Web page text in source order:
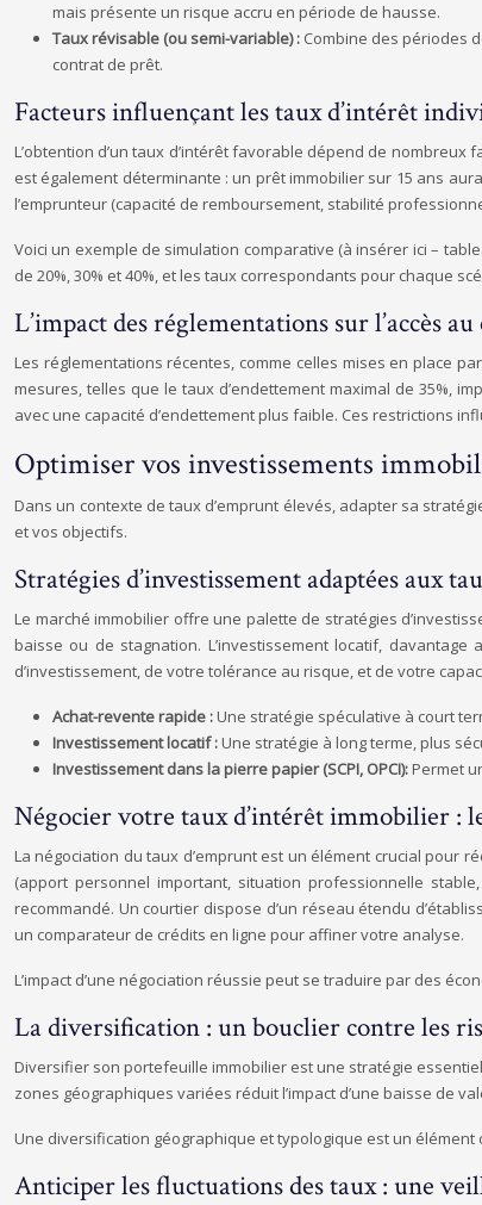
mais présente un risque accru en période de hausse.
Taux révisable (ou semi-variable) : Combine des périodes
contrat de prêt.
Facteurs influençant les taux d’intérêt
L’obtention d’un taux d’intérêt favorable dépend de
est également déterminante : un prêt immobilier sur 15 ans
l’emprunteur (capacité de remboursement, stabilité
Voici un exemple de simulation comparative (à insérer ici –
de 20%, 30% et 40%, et les taux correspondants pour chaque
L’impact des réglementations sur l’accès
Les réglementations récentes, comme celles mises en place
mesures, telles que le taux d’endettement maximal de 35%,
avec une capacité d’endettement plus faible. Ces restrictions
Optimiser vos investissements
Dans un contexte de taux d’emprunt élevés, adapter sa
et vos objectifs.
Stratégies d’investissement adaptées aux
Le marché immobilier offre une palette de stratégies
baisse ou de stagnation. L’investissement locatif,
d’investissement, de votre tolérance au risque, et de votre
Achat-revente rapide :Une stratégie spéculative à court
Investissement locatif :Une stratégie à long terme, plus
Investissement dans la pierre papier (SCPI, OPCI):Permet
Négocier votre taux d’intérêt immobilier :
La négociation du taux d’emprunt est un élément crucial
(apport personnel important, situation professionnelle
recommandé. Un courtier dispose d’un réseau étendu
un comparateur de crédits en ligne pour affiner votre analyse.
L’impact d’une négociation réussie peut se traduire par des
La diversification : un bouclier contre les
Diversifier son portefeuille immobilier est une stratégie
zones géographiques variées réduit l’impact d’une baisse de
Une diversification géographique et typologique est un
Anticiper les fluctuations des taux : une